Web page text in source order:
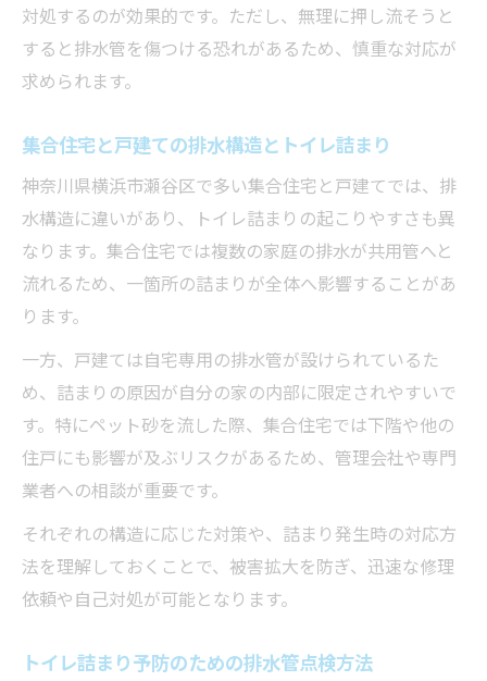
対処するのが効果的です。ただし、無理に押し流そうと
すると排水管を傷つける恐れがあるため、慎重な対応が
求められます。
集合住宅と戸建ての排水構造とトイレ詰まり
神奈川県横浜市瀬谷区で多い集合住宅と戸建てでは、排
水構造に違いがあり、トイレ詰まりの起こりやすさも異
なります。集合住宅では複数の家庭の排水が共用管へと
流れるため、一箇所の詰まりが全体へ影響することがあ
ります。
一方、戸建ては自宅専用の排水管が設けられているた
め、詰まりの原因が自分の家の内部に限定されやすいで
す。特にペット砂を流した際、集合住宅では下階や他の
住戸にも影響が及ぶリスクがあるため、管理会社や専門
業者への相談が重要です。
それぞれの構造に応じた対策や、詰まり発生時の対応方
法を理解しておくことで、被害拡大を防ぎ、迅速な修理
依頼や自己対処が可能となります。
トイレ詰まり予防のための排水管点検方法